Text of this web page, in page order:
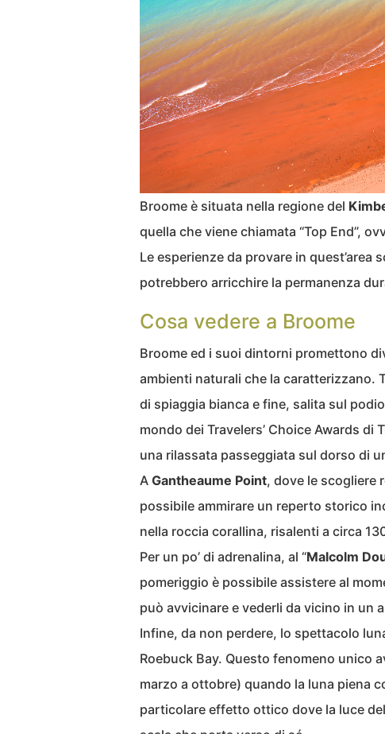
Broome è situata nella regione del
quella che viene chiamata “Top End”,
Le esperienze da provare in
potrebbero arricchire la permanenza
Cosa vedere a Broome
Broome ed i suoi dintorni promettono
ambienti naturali che la caratterizzano.
di spiaggia bianca e fine, salita sul
mondo dei Travelers’ Choice Awards
una rilassata passeggiata sul dorso di
A Gantheaume Point, dove le scogliere
possibile ammirare un reperto storico
nella roccia corallina, risalenti a circa
Per un po’ di adrenalina, al “Malcolm
pomeriggio è possibile assistere al
può avvicinare e vederli da vicino in un
Infine, da non perdere, lo spettacolo
Roebuck Bay. Questo fenomeno unico
marzo a ottobre) quando la luna piena
particolare effetto ottico dove la luce